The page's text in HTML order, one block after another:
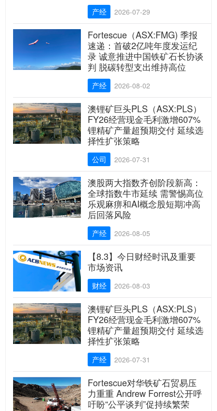
产经 2026-07-29
Fortescue（ASX:FMG) 季报
速递：首破2亿吨年度发运纪
录 诚意推进中国铁矿石长协谈
判 脱碳转型支出维持高位
产经 2026-08-02
澳锂矿巨头PLS（ASX:PLS）
FY26经营现金毛利激增607%
锂精矿产量超预期交付 延续选
择性扩张策略
公司 2026-07-31
澳股两大指数齐创阶段新高：
全球指数牛市延续 需警惕高位
乐观麻痹和AI概念股短期冲高
后回落风险
产经 2026-08-05
【8.3】今日财经时讯及重要
市场资讯
财经 2026-08-03
澳锂矿巨头PLS（ASX:PLS）
FY26经营现金毛利激增607%
锂精矿产量超预期交付 延续选
择性扩张策略
产经 2026-07-31
Fortescue对华铁矿石贸易压
力重重 Andrew Forrest公开呼
吁盼“公平谈判”促持续繁荣